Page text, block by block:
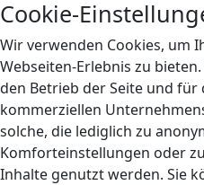
Cookie-
Wir verwenden Cookies, um
Webseiten-Erlebnis zu
den Betrieb der Seite und
kommerziellen
solche, die lediglich zu
Komforteinstellungen oder
Inhalte genutzt werden. Sie